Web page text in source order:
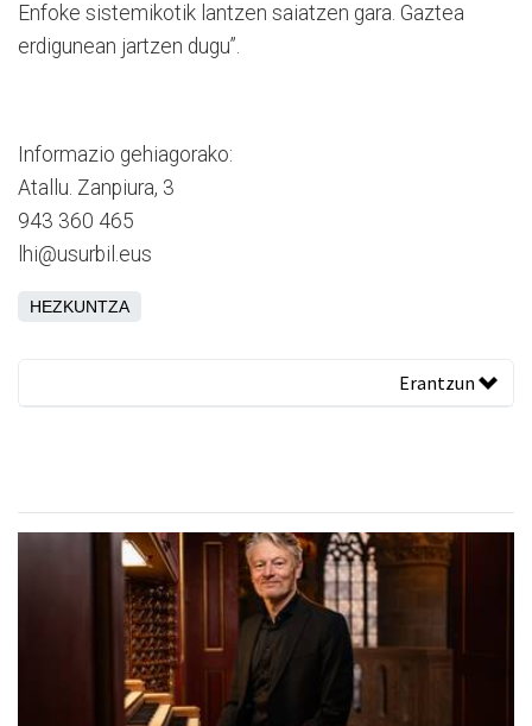
Enfoke sistemikotik lantzen saiatzen gara. Gaztea
erdigunean jartzen dugu”.
Informazio gehiagorako:
Atallu. Zanpiura, 3
943 360 465
lhi@usurbil.eus
HEZKUNTZA
Erantzun